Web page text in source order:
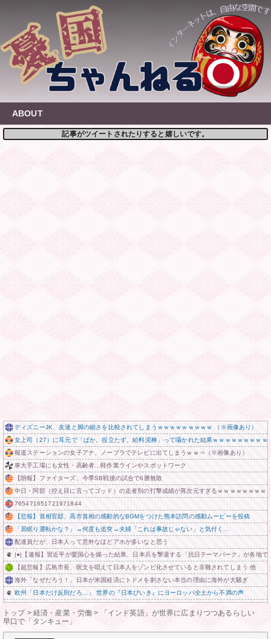
content
ABOUT
記事がツイートされたりすると嬉しいです。
ディズニーJK、友達と脚の細さを比較されてしまうｗｗｗｗｗｗｗｗｗ （※画像あり）
女上司（27）に耳元で「ばか。役立たず。給料泥棒」って囁かれた結果ｗｗｗｗｗｗｗｗｗ
報道ステーションの女子アナ、ノーブラでテレビに出てしまうｗｗ⇒（※画像あり）
車大手工場にも女性・高齢者…軽作業ラインやスポットワーク
【朗報】ファイターズ、今季SB戦後の試合で6勝無敗
中日・阿部（控え目に言ってゴッド）の走者別の打撃成績が異次元すぎるｗｗｗｗｗｗｗｗ
765471651721971844
【悲報】首相官邸、高市首相の感動的なBGMをつけた熊本訪問の感動ムービーを投稿
「居眠り運転かな？」→何度も追突→夫婦「これは事故じゃない」と気付く…
配達員だが、日本人って意外なほどアホが多いなと思う
|●|【速報】習近平が愛国心を煽った結果、日本兵を撃退する「抗日テーマパーク」が各地
【超悲報】広島市長、呪文を唱えて日本人をゾンビ化させていると非難されてしまう 他
海外「なぜだろう！」日本が米国経済にトドメを刺さない本当の理由に海外が大騒ぎ
欧州「日本だけ反則だろ…」 世界の『日本びいき』にヨーロッパ全土から不満の声
トップ> 経済・産業・労働 >
「インド英語」が世界に広まりつつあるらしい
早口で「タンキュー」